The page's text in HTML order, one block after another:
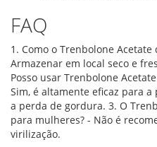
FAQ
1. Como o Trenbolone Acetate
Armazenar em local seco e
Posso usar Trenbolone
Sim, é altamente eficaz para
a perda de gordura. 3. O
para mulheres? - Não é
virilização.